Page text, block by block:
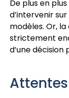
De plus en
d’intervenir
modèles. Or,
strictement
d’une